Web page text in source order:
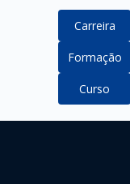
Carreira
Formação
Curso